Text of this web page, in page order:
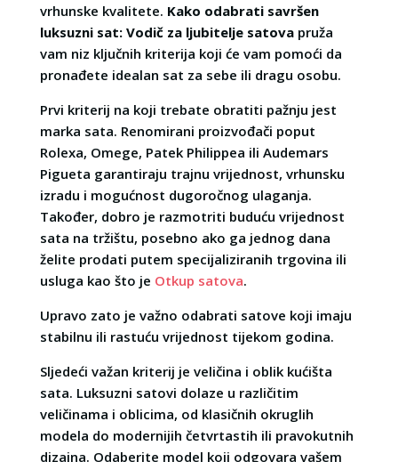
vrhunske kvalitete. Kako odabrati savršen
luksuzni sat: Vodič za ljubitelje satovapruža
vam niz ključnih kriterija koji će vam pomoći da
pronađete idealan sat za sebe ili dragu osobu.
Prvi kriterij na koji trebate obratiti pažnju jest
marka sata. Renomirani proizvođači poput
Rolexa, Omege, Patek Philippea ili Audemars
Pigueta garantiraju trajnu vrijednost, vrhunsku
izradu i mogućnost dugoročnog ulaganja.
Također, dobro je razmotriti buduću vrijednost
sata na tržištu, posebno ako ga jednog dana
želite prodati putem specijaliziranih trgovina ili
usluga kao što je Otkup satova.
Upravo zato je važno odabrati satove koji imaju
stabilnu ili rastuću vrijednost tijekom godina.
Sljedeći važan kriterij je veličina i oblik kućišta
sata. Luksuzni satovi dolaze u različitim
veličinama i oblicima, od klasičnih okruglih
modela do modernijih četvrtastih ili pravokutnih
dizajna. Odaberite model koji odgovara vašem